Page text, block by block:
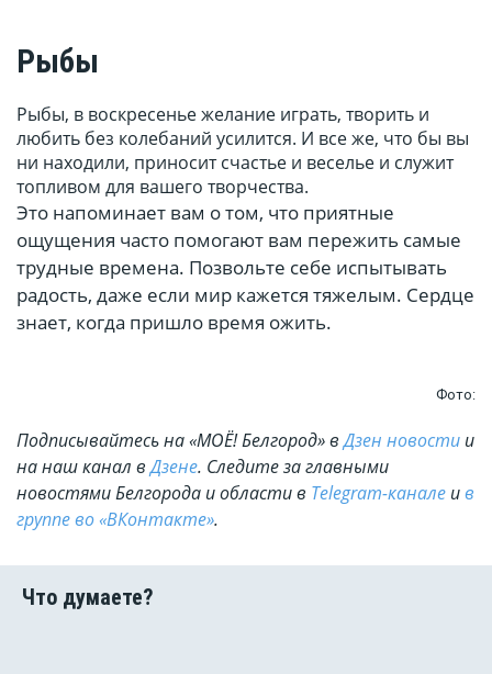
Рыбы
Рыбы, в воскресенье желание играть, творить и
любить без колебаний усилится. И все же, что бы вы
ни находили, приносит счастье и веселье и служит
топливом для вашего творчества.
Это напоминает вам о том, что приятные
ощущения часто помогают вам пережить самые
трудные времена. Позвольте себе испытывать
радость, даже если мир кажется тяжелым. Сердце
знает, когда пришло время ожить.
Фото:
Подписывайтесь на «МОЁ! Белгород» вДзен новости и
на наш канал вДзене. Cледите за главными
новостями Белгорода и области в Telegram-канале ив
группе во «ВКонтакте».